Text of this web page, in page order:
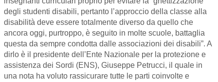
degli studenti disabili, pertanto l’approccio della classe alla
disabilità deve essere totalmente diverso da quello che
ancora oggi, purtroppo, è seguito in molte scuole, battaglia
questa da sempre condotta dalle associazioni dei disabili”. A
dirlo è il presidente dell’Ente Nazionale per la protezione e
assistenza dei Sordi (ENS), Giuseppe Petrucci, il quale in
una nota ha voluto rassicurare tutte le parti coinvolte e